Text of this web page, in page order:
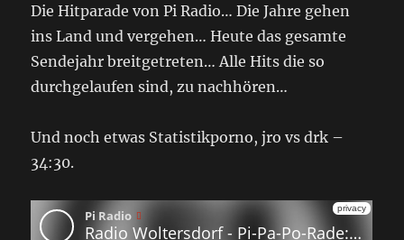
Die Hitparade von Pi Radio… Die Jahre gehen
ins Land und vergehen… Heute das gesamte
Sendejahr breitgetreten… Alle Hits die so
durchgelaufen sind, zu nachhören…
Und noch etwas Statistikporno, jro vs drk –
34:30.